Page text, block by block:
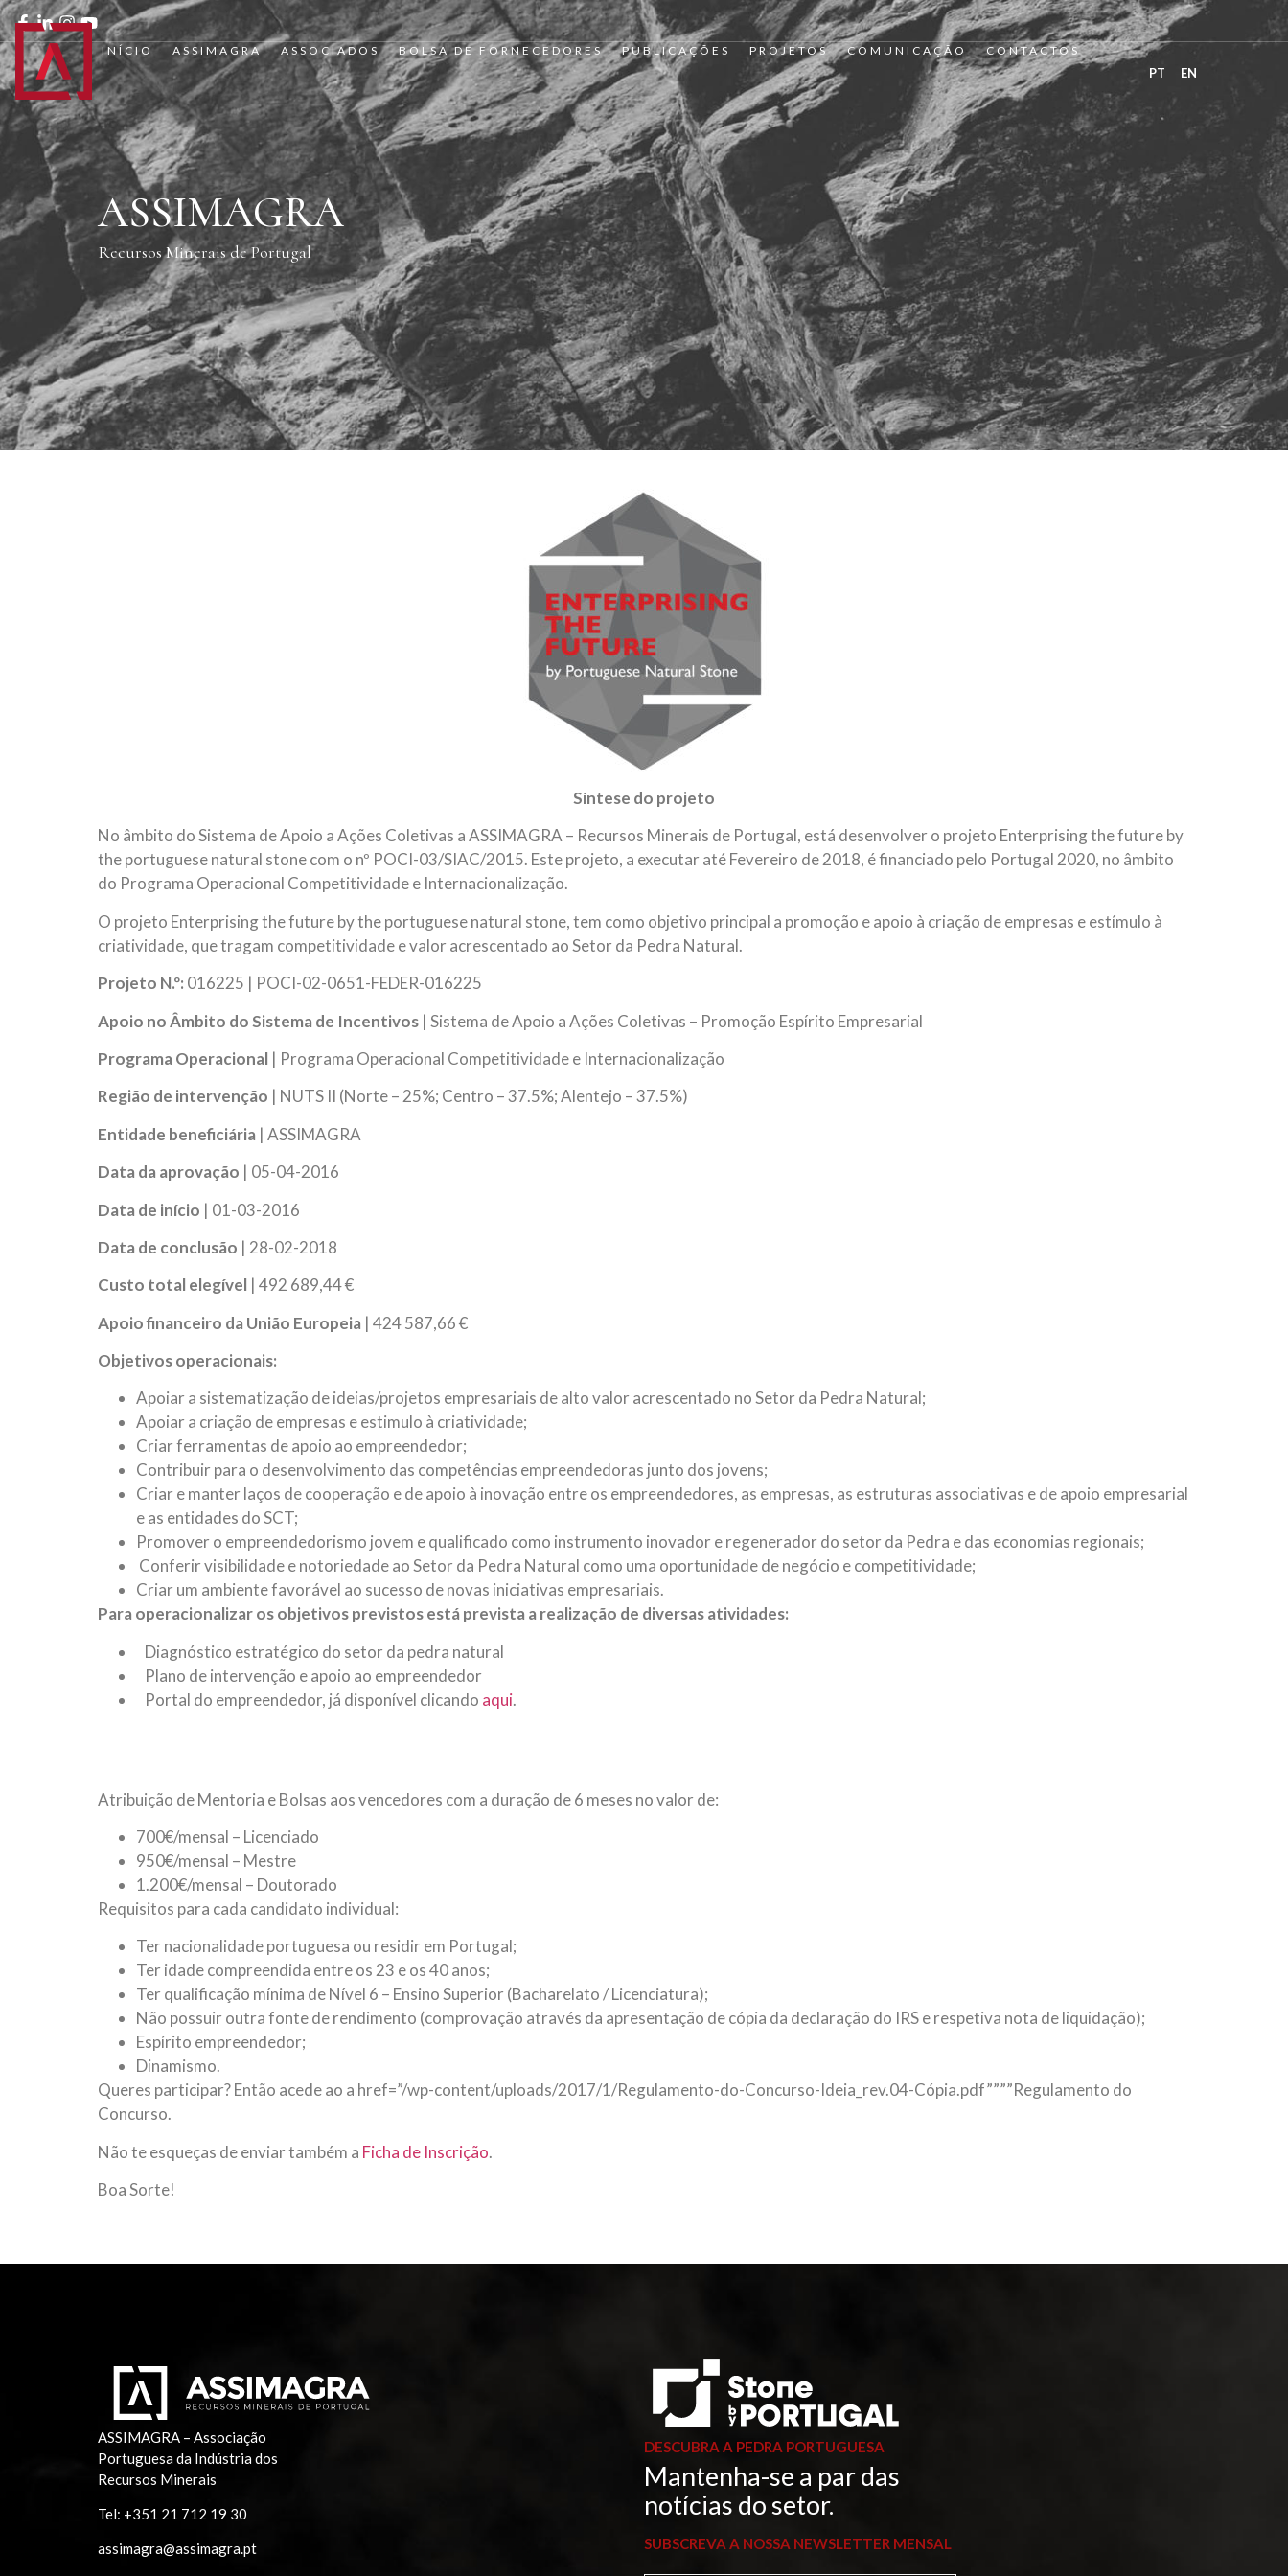
INÍCIO ASSIMAGRA ASSOCIADOS BOLSA DE FORNECEDORES PUBLICAÇÕES PROJETOS COMUNICAÇÃO CONTACTOS
PT EN
ASSIMAGRA
Recursos Minerais de Portugal
Síntese do projeto
No âmbito do Sistema de Apoio a Ações Coletivas a ASSIMAGRA – Recursos Minerais de Portugal, está desenvolver o projeto Enterprising the future by
the portuguese natural stone com o nº POCI-03/SIAC/2015. Este projeto, a executar até Fevereiro de 2018, é financiado pelo Portugal 2020, no âmbito
do Programa Operacional Competitividade e Internacionalização.
O projeto Enterprising the future by the portuguese natural stone, tem como objetivo principal a promoção e apoio à criação de empresas e estímulo à
criatividade, que tragam competitividade e valor acrescentado ao Setor da Pedra Natural.
Projeto N.º: 016225 | POCI-02-0651-FEDER-016225
Apoio no Âmbito do Sistema de Incentivos | Sistema de Apoio a Ações Coletivas – Promoção Espírito Empresarial
Programa Operacional | Programa Operacional Competitividade e Internacionalização
Região de intervenção | NUTS II (Norte – 25%; Centro – 37.5%; Alentejo – 37.5%)
Entidade beneficiária | ASSIMAGRA
Data da aprovação | 05-04-2016
Data de início | 01-03-2016
Data de conclusão | 28-02-2018
Custo total elegível | 492 689,44 €
Apoio financeiro da União Europeia | 424 587,66 €
Objetivos operacionais:
Apoiar a sistematização de ideias/projetos empresariais de alto valor acrescentado no Setor da Pedra Natural;
Apoiar a criação de empresas e estimulo à criatividade;
Criar ferramentas de apoio ao empreendedor;
Contribuir para o desenvolvimento das competências empreendedoras junto dos jovens;
Criar e manter laços de cooperação e de apoio à inovação entre os empreendedores, as empresas, as estruturas associativas e de apoio empresarial
e as entidades do SCT;
Promover o empreendedorismo jovem e qualificado como instrumento inovador e regenerador do setor da Pedra e das economias regionais;
Conferir visibilidade e notoriedade ao Setor da Pedra Natural como uma oportunidade de negócio e competitividade;
Criar um ambiente favorável ao sucesso de novas iniciativas empresariais.
Para operacionalizar os objetivos previstos está prevista a realização de diversas atividades:
Diagnóstico estratégico do setor da pedra natural
Plano de intervenção e apoio ao empreendedor
Portal do empreendedor, já disponível clicando aqui.
Atribuição de Mentoria e Bolsas aos vencedores com a duração de 6 meses no valor de:
700€/mensal – Licenciado
950€/mensal – Mestre
1.200€/mensal – Doutorado
Requisitos para cada candidato individual:
Ter nacionalidade portuguesa ou residir em Portugal;
Ter idade compreendida entre os 23 e os 40 anos;
Ter qualificação mínima de Nível 6 – Ensino Superior (Bacharelato / Licenciatura);
Não possuir outra fonte de rendimento (comprovação através da apresentação de cópia da declaração do IRS e respetiva nota de liquidação);
Espírito empreendedor;
Dinamismo.
Queres participar? Então acede ao a href=”/wp-content/uploads/2017/1/Regulamento-do-Concurso-Ideia_rev.04-Cópia.pdf””””Regulamento do
Concurso.
Não te esqueças de enviar também a Ficha de Inscrição.
Boa Sorte!
ASSIMAGRA – Associação
Portuguesa da Indústria dos
Recursos Minerais
Tel: +351 21 712 19 30
assimagra@assimagra.pt
DESCUBRA A PEDRA PORTUGUESA
Mantenha-se a par das
notícias do setor.
SUBSCREVA A NOSSA NEWSLETTER MENSAL